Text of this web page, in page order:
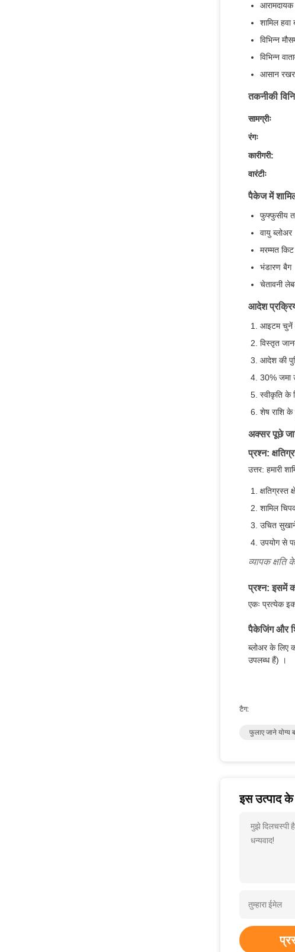
आरामदायक
शामिल
विभिन्न
विभिन्न
आसान
तकनीकी
सामग्रीः
रंगः
कारीगरी:
वारंटीः
पैकेज में
फुफ्फुसीय
वायु ब्लोअर
मरम्मत
भंडारण बैग
चेतावनी
आदेश
आइटम चुनें
विस्तृत
आदेश की
30% जमा
स्वीकृति के
शेष राशि के
अक्सर पूछे
प्रश्न:
उत्तर: हमारी
शामिल
उचित
उपयोग से
व्यापक क्षति
प्रश्न: इसमें
एकः प्रत्येक
पैकेजिंग और
ब्लोअर के लिए
उपलब्ध हैं) ।
टैग:
फुलाए जाने योग्य
इस उत्पाद के
मुझे दिलचस्पी
धन्यवाद!